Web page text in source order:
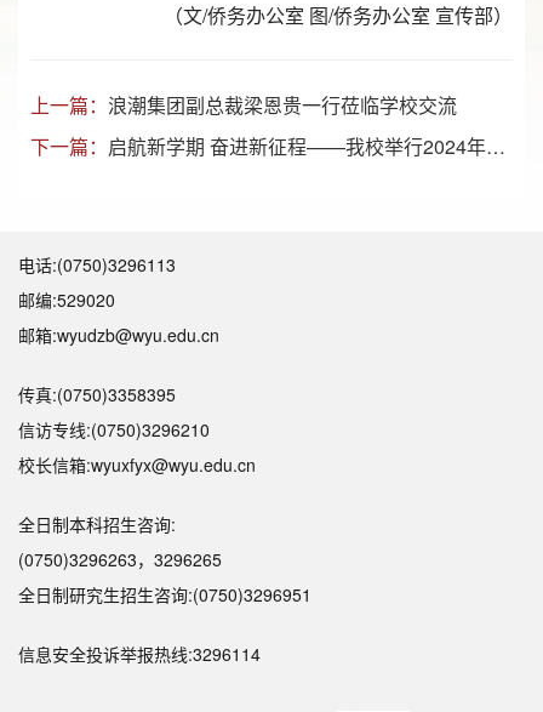
（文/侨务办公室 图/侨务办公室 宣传部）
上一篇： 浪潮集团副总裁梁恩贵一行莅临学校交流
下一篇： 启航新学期 奋进新征程——我校举行2024年春季学期升国旗仪式
电话:(0750)3296113
邮编:529020
邮箱:wyudzb@wyu.edu.cn
传真:(0750)3358395
信访专线:(0750)3296210
校长信箱:wyuxfyx@wyu.edu.cn
全日制本科招生咨询:
(0750)3296263，3296265
全日制研究生招生咨询:(0750)3296951
信息安全投诉举报热线:3296114